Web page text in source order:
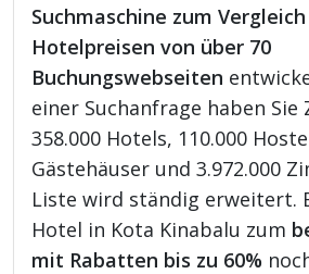
Suchmaschine zum
Hotelpreisen von über 70
Buchungswebseiten
einer Suchanfrage haben
358.000 Hotels, 110.000
Gästehäuser und 3.972.000
Liste wird ständig erweitert.
Hotel in Kota Kinabalu zum
mit Rabatten bis zu 60%